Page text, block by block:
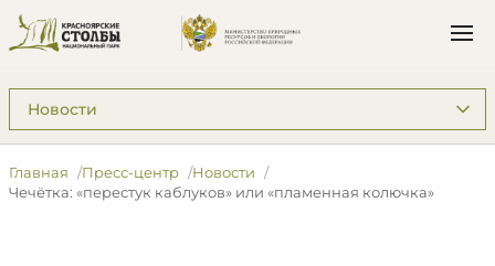
Подразделы: Пресс-центр
Главная Пресс-центр
Новости
Чечётка: «перестук каблуков» или «пламенная колючка»